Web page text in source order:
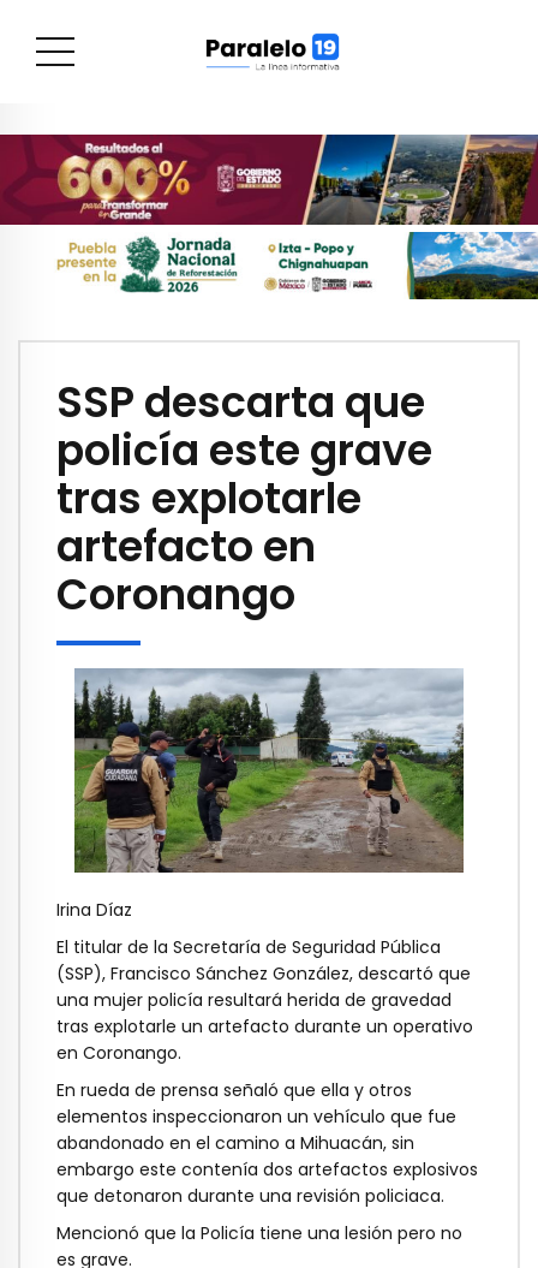
SSP descarta que
policía este grave
tras explotarle
artefacto en
Coronango
Irina Díaz
El titular de la Secretaría de Seguridad Pública
(SSP), Francisco Sánchez González, descartó que
una mujer policía resultará herida de gravedad
tras explotarle un artefacto durante un operativo
en Coronango.
En rueda de prensa señaló que ella y otros
elementos inspeccionaron un vehículo que fue
abandonado en el camino a Mihuacán, sin
embargo este contenía dos artefactos explosivos
que detonaron durante una revisión policiaca.
Mencionó que la Policía tiene una lesión pero no
es grave.